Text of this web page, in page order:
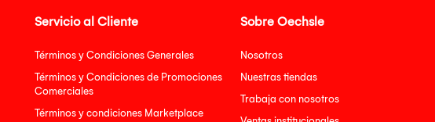
Servicio al Cliente
Términos y Condiciones Generales
Términos y Condiciones de Promociones
Comerciales
Términos y condiciones Marketplace
Sobre Oechsle
Nosotros
Nuestras tiendas
Trabaja con nosotros